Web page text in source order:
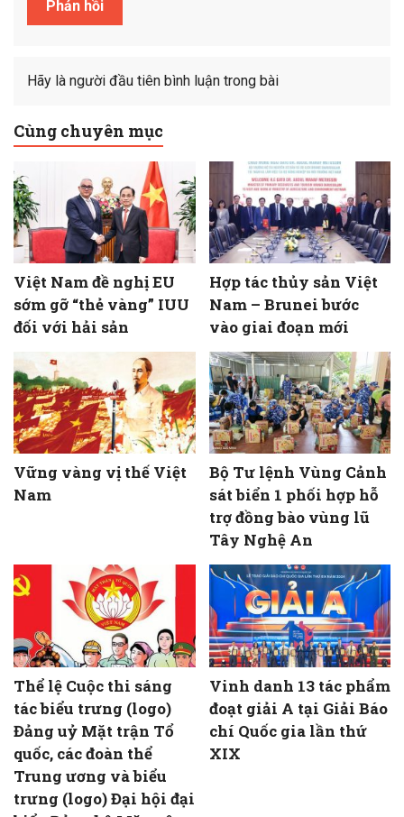
Hãy là người đầu tiên bình luận trong bài
Cùng chuyên mục
Việt Nam đề nghị EU
sớm gỡ “thẻ vàng” IUU
đối với hải sản
Hợp tác thủy sản Việt
Nam – Brunei bước
vào giai đoạn mới
Vững vàng vị thế Việt
Nam
Bộ Tư lệnh Vùng Cảnh
sát biển 1 phối hợp hỗ
trợ đồng bào vùng lũ
Tây Nghệ An
Thể lệ Cuộc thi sáng
tác biểu trưng (logo)
Đảng uỷ Mặt trận Tổ
quốc, các đoàn thể
Trung ương và biểu
trưng (logo) Đại hội đại
Vinh danh 13 tác phẩm
đoạt giải A tại Giải Báo
chí Quốc gia lần thứ
XIX